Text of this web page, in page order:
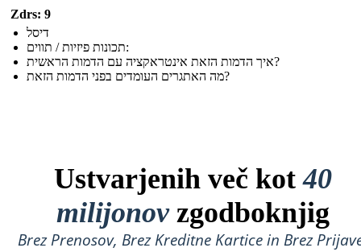
Zdrs: 9
דיסל
תכונות פיזיות / תווים:
איך הדמות הזאת אינטראקציה עם הדמות הראשית?
מה האתגרים העומדים בפני הדמות הזאת?
Ustvarjenih več kot40
milijonovzgodboknjig
Brez Prenosov, Brez Kreditne Kartice in Brez